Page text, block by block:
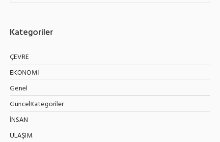
Kategoriler
ÇEVRE
EKONOMİ
Genel
GüncelKategoriler
İNSAN
ULAŞIM